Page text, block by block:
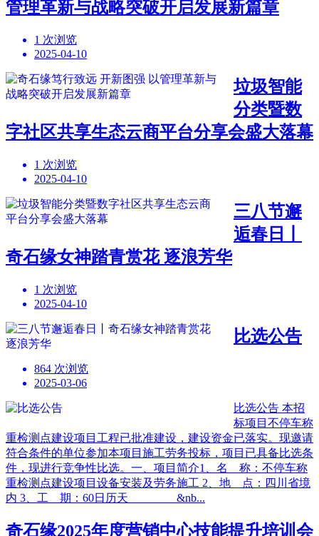
管理革新与战略突破开启发展新篇章
1 次浏览
2025-04-10
垃圾智能
分类暨数
字社区共享生态云商平台分享会盛大落幕
1 次浏览
2025-04-10
三八节邂
逅春日丨
奇石缘女神踏青赏花 逐浪芳华
1 次浏览
2025-04-10
比选公告
864 次浏览
2025-03-06
比选公告 本招
标项目不停车称
重检测点建设项目工程已批准建设，建设资金已落实。现邀请
符合条件的单位参加本项目施工劳务投标，项目已具备比选条
件，现进行竞争性比选。一、项目简介1、名 称：不停车称
重检测点建设项目设备安装及劳务施工 2、地 点：四川省境
内 3、工 期：60日历天 &nb...
奇石缘2025年度营销中心技能提升培训会